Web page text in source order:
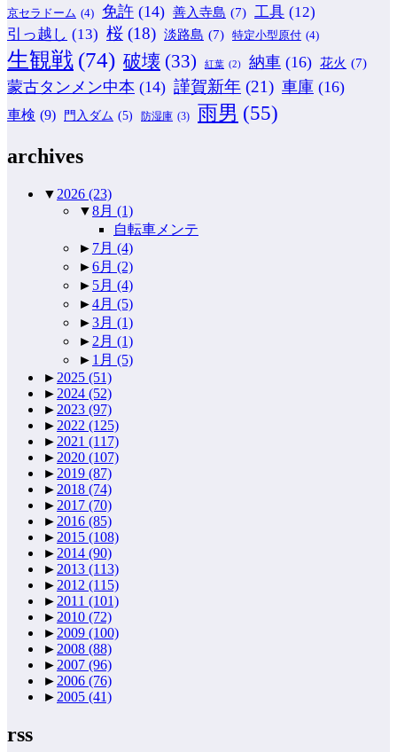
京セラドーム (4) 免許 (14) 善入寺島 (7) 工具 (12)
引っ越し (13) 桜 (18) 淡路島 (7) 特定小型原付 (4)
生観戦 (74) 破壊 (33) 紅葉 (2) 納車 (16) 花火 (7)
蒙古タンメン中本 (14) 謹賀新年 (21) 車庫 (16)
車検 (9) 門入ダム (5) 防湿庫 (3) 雨男 (55)
archives
▼ 2026 (23)
▼8月 (1)
自転車メンテ
► 7月 (4)
►6月 (2)
► 5月 (4)
►4月 (5)
►3月 (1)
► 2月 (1)
► 1月 (5)
► 2025 (51)
► 2024 (52)
► 2023 (97)
► 2022 (125)
► 2021 (117)
► 2020 (107)
► 2019 (87)
► 2018 (74)
► 2017 (70)
► 2016 (85)
► 2015 (108)
► 2014 (90)
► 2013 (113)
► 2012 (115)
► 2011 (101)
► 2010 (72)
► 2009 (100)
► 2008 (88)
► 2007 (96)
► 2006 (76)
► 2005 (41)
rss